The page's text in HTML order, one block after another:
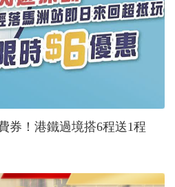
券！港鐵過境搭6程送1程